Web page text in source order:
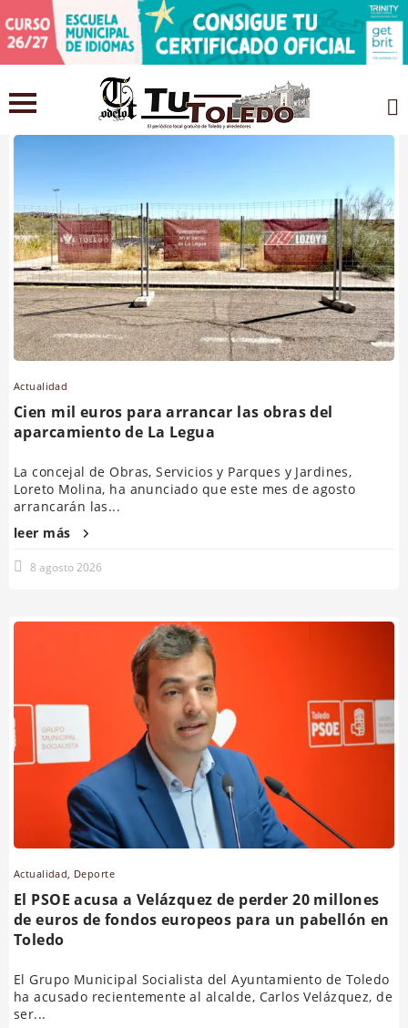
Actualidad
Actualidad
Cien mil euros para arrancar las obras del
aparcamiento de La Legua
La concejal de Obras, Servicios y Parques y Jardines,
Loreto Molina, ha anunciado que este mes de agosto
arrancarán las...
leer más
8 agosto 2026
Actualidad Deporte
El PSOE acusa a Velázquez de perder 20 millones
de euros de fondos europeos para un pabellón en
Toledo
El Grupo Municipal Socialista del Ayuntamiento de Toledo
ha acusado recientemente al alcalde, Carlos Velázquez, de
ser...